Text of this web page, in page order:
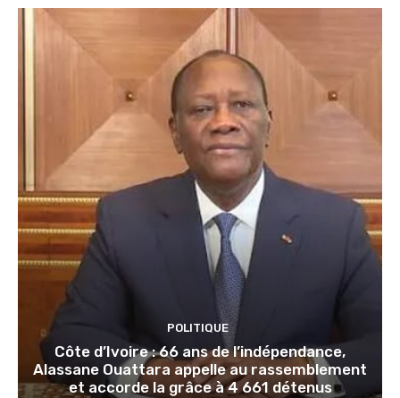
POLITIQUE
Côte d’Ivoire : 66 ans de l’indépendance,
Alassane Ouattara appelle au rassemblement
et accorde la grâce à 4 661 détenus